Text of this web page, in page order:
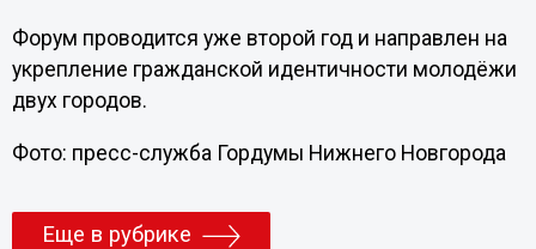
Форум проводится уже второй год и направлен на
укрепление гражданской идентичности молодёжи
двух городов.
Фото: пресс-служба Гордумы Нижнего Новгорода
Еще в рубрике